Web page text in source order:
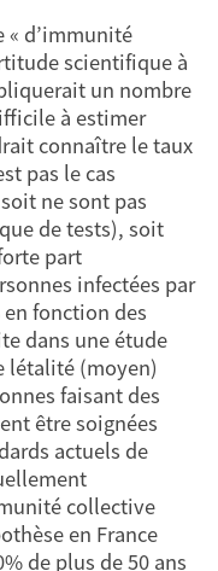
« d’immunité
scientifique à
un nombre
à estimer
connaître le taux
pas le cas
ne sont pas
de tests), soit
part
infectées par
fonction des
dans une étude
létalité (moyen)
faisant des
être soignées
actuels de
collective
en France
de plus de 50 ans